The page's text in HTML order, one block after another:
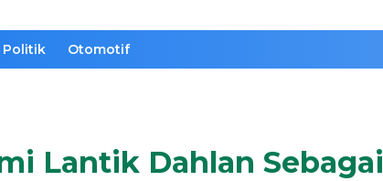
Politik Otomotif
Lantik Dahlan Sebagai